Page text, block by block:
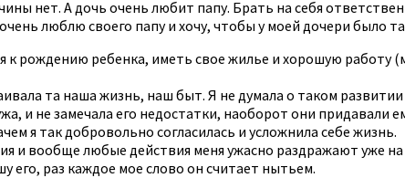
нет. А дочь очень любит папу. Брать на себя
люблю своего папу и хочу, чтобы у моей дочери было
рождению ребенка, иметь свое жилье и хорошую работу
та наша жизнь, наш быт. Я не думала о таком
и не замечала его недостатки, наоборот они придавали
я так добровольно согласилась и усложнила себе жизнь.
и вообще любые действия меня ужасно раздражают уже
его, раз каждое мое слово он считает нытьем.